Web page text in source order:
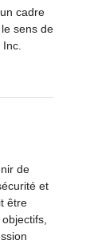
cadre
sens de
de
et
être